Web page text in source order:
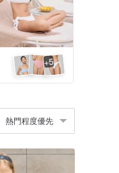
+5
熱門程度優先